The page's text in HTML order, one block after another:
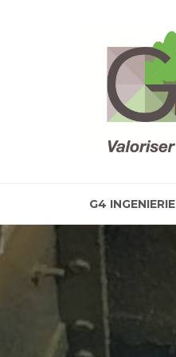
G4 INGENIERIE